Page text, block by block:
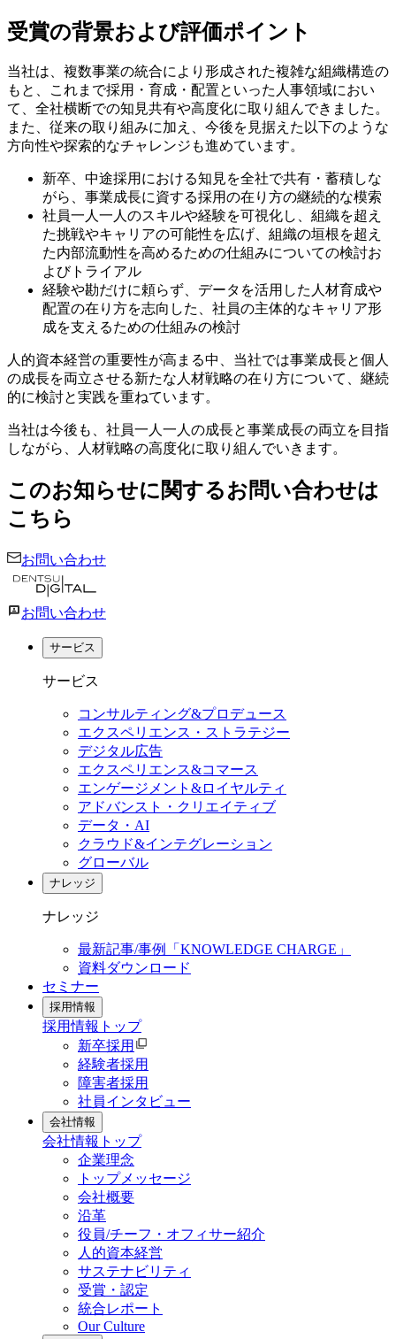
受賞の背景および評価ポイント
当社は、複数事業の統合により形成された複雑な組織構造の
もと、これまで採用・育成・配置といった人事領域におい
て、全社横断での知見共有や高度化に取り組んできました。
また、従来の取り組みに加え、今後を見据えた以下のような
方向性や探索的なチャレンジも進めています。
新卒、中途採用における知見を全社で共有・蓄積しな
がら、事業成長に資する採用の在り方の継続的な模索
社員一人一人のスキルや経験を可視化し、組織を超え
た挑戦やキャリアの可能性を広げ、組織の垣根を超え
た内部流動性を高めるための仕組みについての検討お
よびトライアル
経験や勘だけに頼らず、データを活用した人材育成や
配置の在り方を志向した、社員の主体的なキャリア形
成を支えるための仕組みの検討
人的資本経営の重要性が高まる中、当社では事業成長と個人
の成長を両立させる新たな人材戦略の在り方について、継続
的に検討と実践を重ねています。
当社は今後も、社員一人一人の成長と事業成長の両立を目指
しながら、人材戦略の高度化に取り組んでいきます。
このお知らせに関するお問い合わせは
こちら
お問い合わせ
お問い合わせ
サービス
サービス
コンサルティング&プロデュース
エクスペリエンス・ストラテジー
デジタル広告
エクスペリエンス&コマース
エンゲージメント&ロイヤルティ
アドバンスト・クリエイティブ
データ・AI
クラウド&インテグレーション
グローバル
ナレッジ
ナレッジ
最新記事/事例「KNOWLEDGE CHARGE」
資料ダウンロード
セミナー
採用情報
採用情報 トップ
新卒採用
経験者採用
障害者採用
社員インタビュー
会社情報
会社情報 トップ
企業理念
トップメッセージ
会社概要
沿革
役員/チーフ・オフィサー紹介
人的資本経営
サステナビリティ
受賞・認定
統合レポート
Our Culture